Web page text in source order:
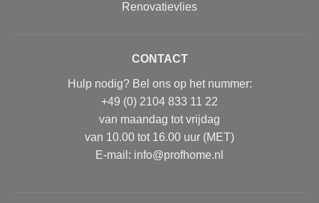
Renovatievlies
CONTACT
Hulp nodig? Bel ons op het nummer:
+49 (0) 2104 833 11 22
van maandag tot vrijdag
van 10.00 tot 16.00 uur (MET)
E-mail: info@profhome.nl